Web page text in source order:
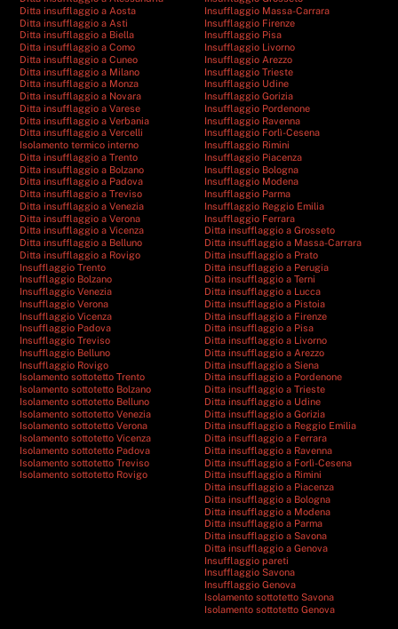
Ditta insufflaggio a Aosta
Ditta insufflaggio a Asti
Ditta insufflaggio a Biella
Ditta insufflaggio a Como
Ditta insufflaggio a Cuneo
Ditta insufflaggio a Milano
Ditta insufflaggio a Monza
Ditta insufflaggio a Novara
Ditta insufflaggio a Varese
Ditta insufflaggio a Verbania
Ditta insufflaggio a Vercelli
Isolamento termico interno
Ditta insufflaggio a Trento
Ditta insufflaggio a Bolzano
Ditta insufflaggio a Padova
Ditta insufflaggio a Treviso
Ditta insufflaggio a Venezia
Ditta insufflaggio a Verona
Ditta insufflaggio a Vicenza
Ditta insufflaggio a Belluno
Ditta insufflaggio a Rovigo
Insufflaggio Trento
Insufflaggio Bolzano
Insufflaggio Venezia
Insufflaggio Verona
Insufflaggio Vicenza
Insufflaggio Padova
Insufflaggio Treviso
Insufflaggio Belluno
Insufflaggio Rovigo
Isolamento sottotetto Trento
Isolamento sottotetto Bolzano
Isolamento sottotetto Belluno
Isolamento sottotetto Venezia
Isolamento sottotetto Verona
Isolamento sottotetto Vicenza
Isolamento sottotetto Padova
Isolamento sottotetto Treviso
Isolamento sottotetto Rovigo
Insufflaggio Massa-Carrara
Insufflaggio Firenze
Insufflaggio Pisa
Insufflaggio Livorno
Insufflaggio Arezzo
Insufflaggio Trieste
Insufflaggio Udine
Insufflaggio Gorizia
Insufflaggio Pordenone
Insufflaggio Ravenna
Insufflaggio Forlì-Cesena
Insufflaggio Rimini
Insufflaggio Piacenza
Insufflaggio Bologna
Insufflaggio Modena
Insufflaggio Parma
Insufflaggio Reggio Emilia
Insufflaggio Ferrara
Ditta insufflaggio a Grosseto
Ditta insufflaggio a Massa-Carrara
Ditta insufflaggio a Prato
Ditta insufflaggio a Perugia
Ditta insufflaggio a Terni
Ditta insufflaggio a Lucca
Ditta insufflaggio a Pistoia
Ditta insufflaggio a Firenze
Ditta insufflaggio a Pisa
Ditta insufflaggio a Livorno
Ditta insufflaggio a Arezzo
Ditta insufflaggio a Siena
Ditta insufflaggio a Pordenone
Ditta insufflaggio a Trieste
Ditta insufflaggio a Udine
Ditta insufflaggio a Gorizia
Ditta insufflaggio a Reggio Emilia
Ditta insufflaggio a Ferrara
Ditta insufflaggio a Ravenna
Ditta insufflaggio a Forlì-Cesena
Ditta insufflaggio a Rimini
Ditta insufflaggio a Piacenza
Ditta insufflaggio a Bologna
Ditta insufflaggio a Modena
Ditta insufflaggio a Parma
Ditta insufflaggio a Savona
Ditta insufflaggio a Genova
Insufflaggio pareti
Insufflaggio Savona
Insufflaggio Genova
Isolamento sottotetto Savona
Isolamento sottotetto Genova